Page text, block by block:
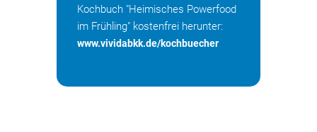
Kochbuch "Heimisches Powerfood
im Frühling" kostenfrei herunter:
www.vividabkk.de/kochbuecher